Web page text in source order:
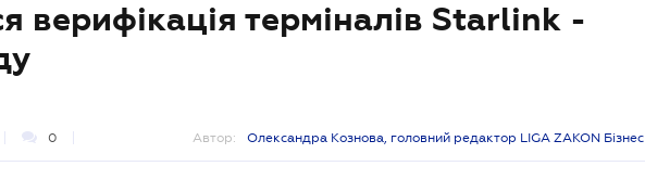
верифікація терміналів Starlink -
0 Автор: Олександра Кознова, головний редактор LIGA ZAKON Бізнес